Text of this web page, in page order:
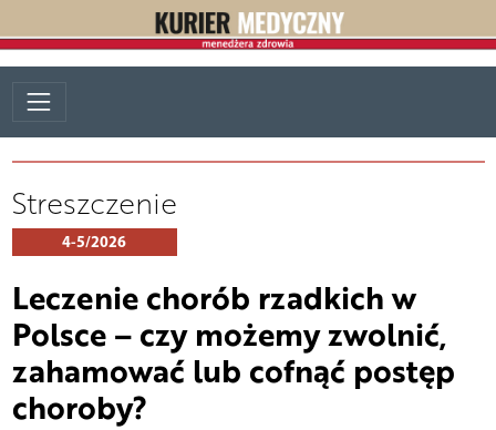
Streszczenie
4-5/2026
Leczenie chorób rzadkich w
Polsce – czy możemy zwolnić,
zahamować lub cofnąć postęp
choroby?